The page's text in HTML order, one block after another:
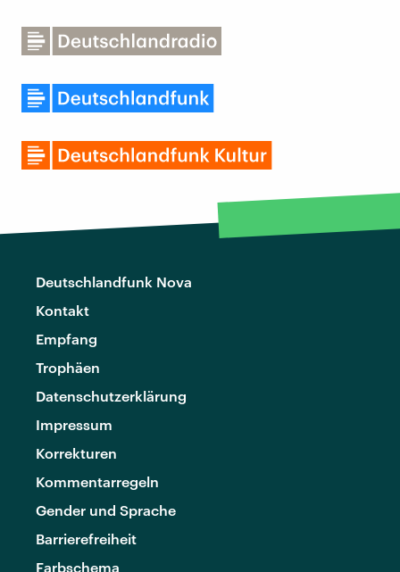
Deutschlandfunk Nova
Kontakt
Empfang
Trophäen
Datenschutzerklärung
Impressum
Korrekturen
Kommentarregeln
Gender und Sprache
Barrierefreiheit
Farbschema